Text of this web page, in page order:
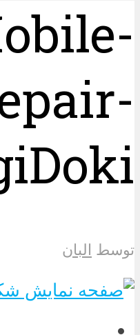
توسط البان